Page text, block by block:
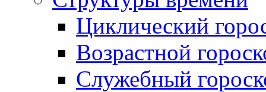
Циклический
Возрастной
Служебный